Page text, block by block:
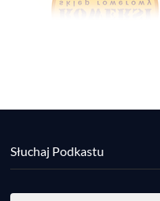
Słuchaj Podkastu